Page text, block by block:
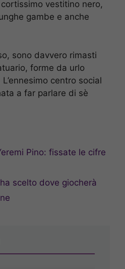
vestitino nero,
gambe e anche
sono davvero rimasti
forme da urlo
centro social
a far parlare di sè
Pino: fissate le cifre
scelto dove giocherà